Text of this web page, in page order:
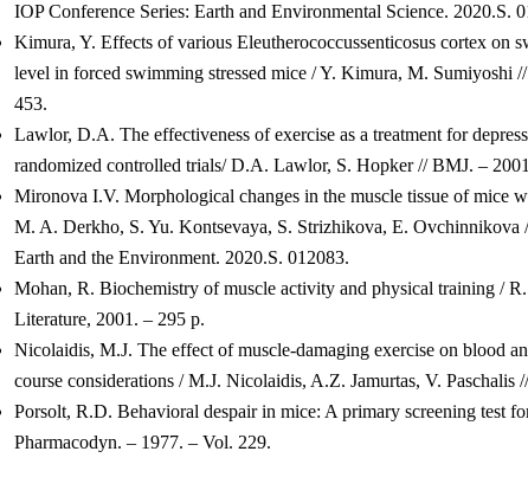
IOP Conference Series: Earth and Environmental Science. 2020.S.
Kimura, Y. Effects of various Eleutherococcussenticosus cortex on
level in forced swimming stressed mice / Y. Kimura, M.
453.
Lawlor, D.A. The effectiveness of exercise as a treatment for
randomized controlled trials/ D.A. Lawlor, S. Hopker // BMJ. –
Mironova I.V. Morphological changes in the muscle tissue of mice
M. A. Derkho, S. Yu. Kontsevaya, S. Strizhikova, E. Ovchinnikova
Earth and the Environment. 2020.S. 012083.
Mohan, R. Biochemistry of muscle activity and physical training /
Literature, 2001. – 295 p.
Nicolaidis, M.J. The effect of muscle-damaging exercise on blood
course considerations / M.J. Nicolaidis, A.Z. Jamurtas, V.
Porsolt, R.D. Behavioral despair in mice: A primary screening test
Pharmacodyn. – 1977. – Vol. 229.